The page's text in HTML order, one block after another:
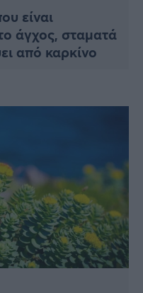
είναι
άγχος, σταματά
από καρκίνο